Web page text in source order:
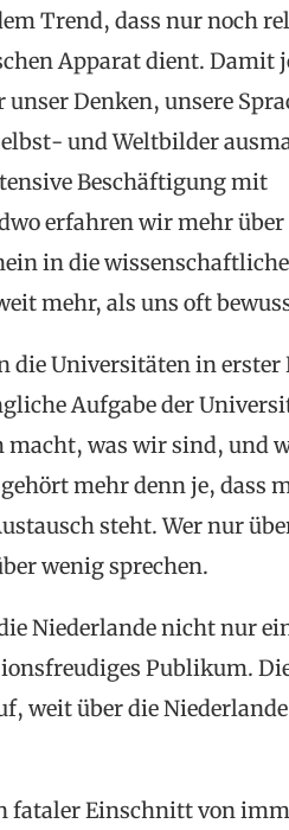
Trend, dass nur noch
Apparat dient. Damit
Denken, unsere
und Weltbilder
Beschäftigung mit
erfahren wir mehr über
in die
mehr, als uns oft
die Universitäten in erster
Aufgabe der
macht, was wir sind, und
mehr denn je, dass
steht. Wer nur
wenig sprechen.
Niederlande nicht nur
Publikum.
weit über die Niederlande
fataler Einschnitt von